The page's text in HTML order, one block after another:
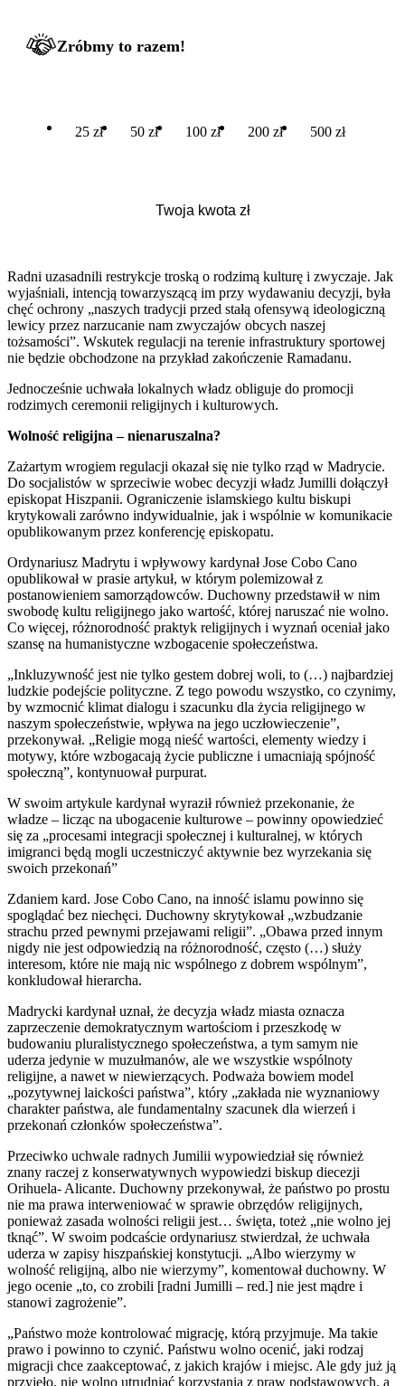
Zróbmy to razem!
25 zł 50 zł 100 zł 200 zł 500 zł
Radni uzasadnili restrykcje troską o rodzimą kulturę i zwyczaje. Jak
wyjaśniali, intencją towarzyszącą im przy wydawaniu decyzji, była
chęć ochrony „naszych tradycji przed stałą ofensywą ideologiczną
lewicy przez narzucanie nam zwyczajów obcych naszej
tożsamości”. Wskutek regulacji na terenie infrastruktury sportowej
nie będzie obchodzone na przykład zakończenie Ramadanu.
Jednocześnie uchwała lokalnych władz obliguje do promocji
rodzimych ceremonii religijnych i kulturowych.
Wolność religijna – nienaruszalna?
Zażartym wrogiem regulacji okazał się nie tylko rząd w Madrycie.
Do socjalistów w sprzeciwie wobec decyzji władz Jumilli dołączył
episkopat Hiszpanii. Ograniczenie islamskiego kultu biskupi
krytykowali zarówno indywidualnie, jak i wspólnie w komunikacie
opublikowanym przez konferencję episkopatu.
Ordynariusz Madrytu i wpływowy kardynał Jose Cobo Cano
opublikował w prasie artykuł, w którym polemizował z
postanowieniem samorządowców. Duchowny przedstawił w nim
swobodę kultu religijnego jako wartość, której naruszać nie wolno.
Co więcej, różnorodność praktyk religijnych i wyznań oceniał jako
szansę na humanistyczne wzbogacenie społeczeństwa.
„Inkluzywność jest nie tylko gestem dobrej woli, to (…) najbardziej
ludzkie podejście polityczne. Z tego powodu wszystko, co czynimy,
by wzmocnić klimat dialogu i szacunku dla życia religijnego w
naszym społeczeństwie, wpływa na jego uczłowieczenie”,
przekonywał. „Religie mogą nieść wartości, elementy wiedzy i
motywy, które wzbogacają życie publiczne i umacniają spójność
społeczną”, kontynuował purpurat.
W swoim artykule kardynał wyraził również przekonanie, że
władze – licząc na ubogacenie kulturowe – powinny opowiedzieć
się za „procesami integracji społecznej i kulturalnej, w których
imigranci będą mogli uczestniczyć aktywnie bez wyrzekania się
swoich przekonań”
Zdaniem kard. Jose Cobo Cano, na inność islamu powinno się
spoglądać bez niechęci. Duchowny skrytykował „wzbudzanie
strachu przed pewnymi przejawami religii”. „Obawa przed innym
nigdy nie jest odpowiedzią na różnorodność, często (…) służy
interesom, które nie mają nic wspólnego z dobrem wspólnym”,
konkludował hierarcha.
Madrycki kardynał uznał, że decyzja władz miasta oznacza
zaprzeczenie demokratycznym wartościom i przeszkodę w
budowaniu pluralistycznego społeczeństwa, a tym samym nie
uderza jedynie w muzułmanów, ale we wszystkie wspólnoty
religijne, a nawet w niewierzących. Podważa bowiem model
„pozytywnej laickości państwa”, który „zakłada nie wyznaniowy
charakter państwa, ale fundamentalny szacunek dla wierzeń i
przekonań członków społeczeństwa”.
Przeciwko uchwale radnych Jumilii wypowiedział się również
znany raczej z konserwatywnych wypowiedzi biskup diecezji
Orihuela- Alicante. Duchowny przekonywał, że państwo po prostu
nie ma prawa interweniować w sprawie obrzędów religijnych,
ponieważ zasada wolności religii jest… święta, toteż „nie wolno jej
tknąć”. W swoim podcaście ordynariusz stwierdzał, że uchwała
uderza w zapisy hiszpańskiej konstytucji. „Albo wierzymy w
wolność religijną, albo nie wierzymy”, komentował duchowny. W
jego ocenie „to, co zrobili [radni Jumilli – red.] nie jest mądre i
stanowi zagrożenie”.
„Państwo może kontrolować migrację, którą przyjmuje. Ma takie
prawo i powinno to czynić. Państwu wolno ocenić, jaki rodzaj
migracji chce zaakceptować, z jakich krajów i miejsc. Ale gdy już ją
przyjęło, nie wolno utrudniać korzystania z praw podstawowych, a